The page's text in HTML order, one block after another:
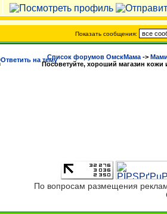
Показать сообщения:
Список форумов ОмскМама ->
Посоветуйте, хороший магазин кожи
По вопросам размещения